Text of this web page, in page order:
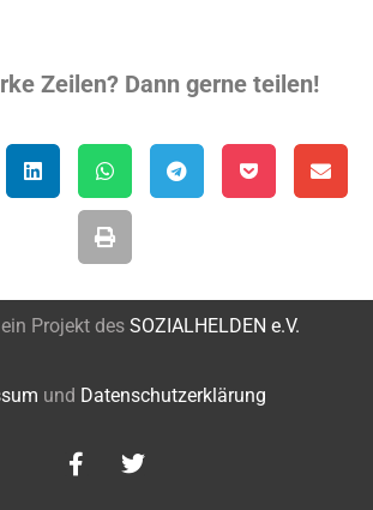
Zeilen? Dann gerne teilen!
Projekt des SOZIALHELDEN e.V.
und Datenschutzerklärung